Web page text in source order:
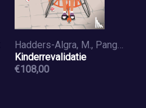
Hadders-Algra, M., Pangalila, R.F., Becher, J.G., Burg, J. van der, Hielkema, T., Moor, J. de
Kinderrevalidatie
€108,00